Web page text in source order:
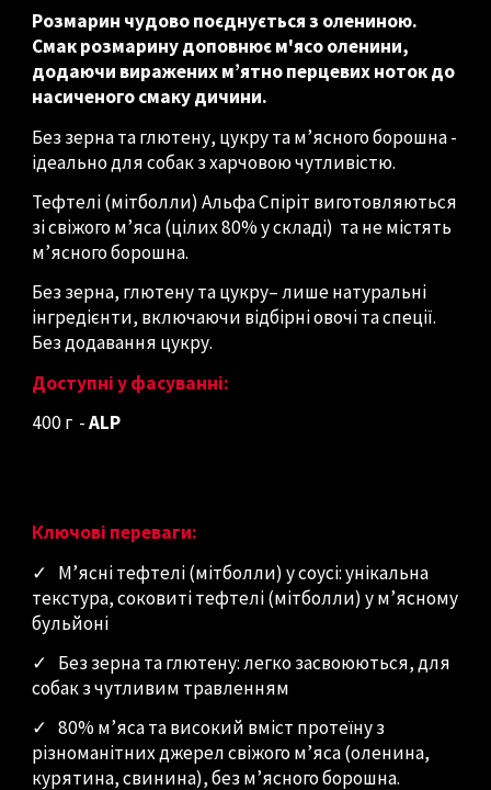
Розмарин чудово поєднується з олениною.
Смак розмарину доповнює м'ясо оленини,
додаючи виражених м’ятно перцевих ноток до
насиченого смаку дичини.
Без зерна та глютену, цукру та м’ясного борошна -
ідеально для собак з харчовою чутливістю.
Тефтелі (мітболли) Альфа Спіріт виготовляються
зі свіжого м’яса (цілих 80% у складі) та не містять
м’ясного борошна.
Без зерна, глютену та цукру– лише натуральні
інгредієнти, включаючи відбірні овочі та спеції.
Без додавання цукру.
Доступні у фасуванні:
400 г -ALP
Ключові переваги:
✓ М’ясні тефтелі (мітболли) у соусі: унікальна
текстура, соковиті тефтелі (мітболли) у м’ясному
бульйоні
✓ Без зерна та глютену: легко засвоюються, для
собак з чутливим травленням
✓ 80% м’яса та високий вміст протеїну з
різноманітних джерел свіжого м’яса (оленина,
курятина, свинина), без м’ясного борошна.